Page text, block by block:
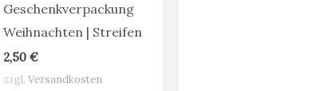
Geschenkverpackung
Weihnachten | Streifen
2,50 €
zzgl. Versandkosten